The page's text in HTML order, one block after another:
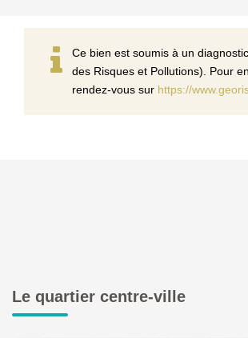
Ce bien est soumis à un
des Risques et Pollutions). Pour
rendez-vous sur https://
Le quartier centre-ville